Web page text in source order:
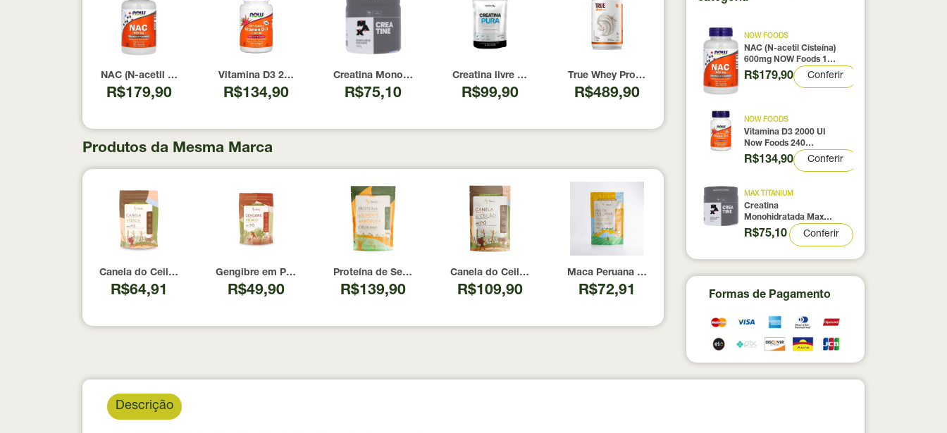
NAC (N-acetil Cisteína) 600mg NOW Foods 100 Cápsulas
R$179,90
Vitamina D3 2000 UI Now Foods 240 Cápsulas
R$134,90
Creatina Monohidratada Max Titanium 300g
R$75,10
Creatina livre de metais pesados 100% pura com Laudo 300g Neobody Nutrition
R$99,90
True Whey Protein Coconut Icecream True Source 837g
R$489,90
Produtos da Mesma Marca
Canela do Ceilão em Pó Souly 60G
R$64,91
Gengibre em Pó Souly 60G
R$49,90
Proteína de Semente de Abóbora Crua Souly 340g
R$139,90
Canela do Ceilão em Pó Souly 120g
R$109,90
Maca Peruana Dourada Souly 100g
R$72,91
NOW FOODS
NAC (N-acetil Cisteína)
600mg NOW Foods 100
Cápsulas
R$179,90 Conferir
NOW FOODS
Vitamina D3 2000 UI
Now Foods 240
Cápsulas
R$134,90 Conferir
MAX TITANIUM
Creatina
Monohidratada Max
Titanium 300g
R$75,10 Conferir
Formas de Pagamento
Descrição